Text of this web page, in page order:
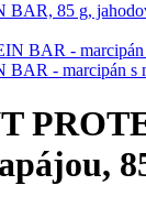
85 g,
- marcipán s